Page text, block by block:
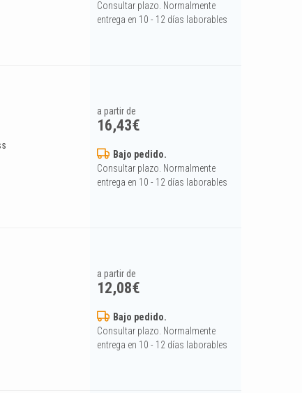
Consultar plazo. Normalmente
entrega en 10 - 12 días laborables
a partir de
16,43€
Bajo pedido.
Consultar plazo. Normalmente
entrega en 10 - 12 días laborables
a partir de
12,08€
Bajo pedido.
Consultar plazo. Normalmente
entrega en 10 - 12 días laborables